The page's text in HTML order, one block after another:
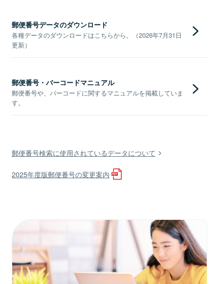
郵便番号データのダウンロード
各種データのダウンロードはこちらから。（2026年7月31日
更新）
郵便番号・バーコードマニュアル
郵便番号や、バーコードに関するマニュアルを掲載していま
す。
郵便番号検索に使用されているデータについて
2025年度版郵便番号の変更案内